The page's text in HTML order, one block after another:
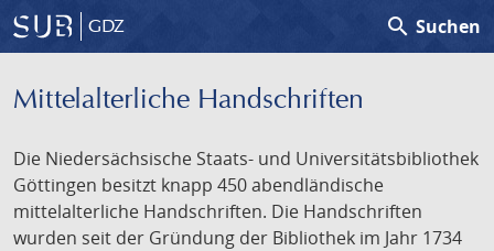
GDZ search Suchen
Mittelalterliche Handschriften
Die Niedersächsische Staats- und Universitätsbibliothek
Göttingen besitzt knapp 450 abendländische
mittelalterliche Handschriften. Die Handschriften
wurden seit der Gründung der Bibliothek im Jahr 1734